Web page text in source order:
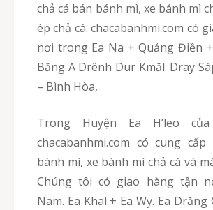
chả cá bán bánh mì, xe bánh mì
ép chả cá. chacabanhmi.com có
nơi trong Ea Na + Quảng Điền
Băng A Drênh Dur Kmăl. Dray
– Bình Hòa,
Trong Huyện Ea H’leo của Đắk Lắk,
chacabanhmi.com có cung
bánh mì, xe bánh mì chả cá và
Chúng tôi có giao hàng tận
Nam. Ea Khal + Ea Wy. Ea Drăng